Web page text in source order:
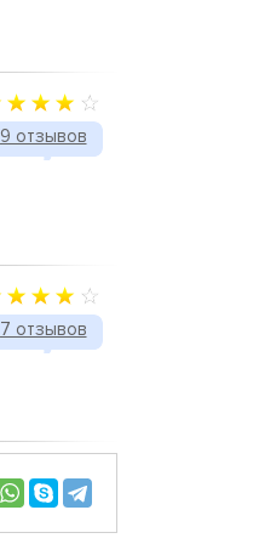
9 отзывов
7 отзывов